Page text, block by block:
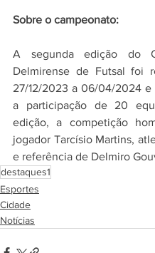
Sobre o campeonato:
A segunda edição do
Delmirense de Futsal foi
27/12/2023 a 06/04/2024 e
a participação de 20
edição, a competição
jogador Tarcísio Martins,
e referência de Delmiro
destaques1
Esportes
Cidade
Notícias